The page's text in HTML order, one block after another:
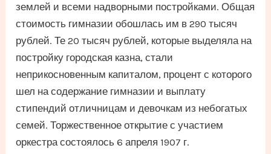
землей и всеми надворными постройками. Общая
стоимость гимназии обошлась им в 290 тысяч
рублей. Те 20 тысяч рублей, которые выделяла на
постройку городская казна, стали
неприкосновенным капиталом, процент с которого
шел на содержание гимназии и выплату
стипендий отличницам и девочкам из небогатых
семей. Торжественное открытие с участием
оркестра состоялось 6 апреля 1907 г.